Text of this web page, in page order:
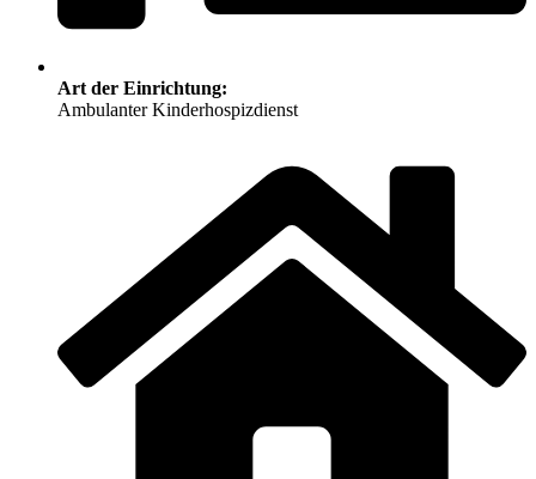
Art der Einrichtung:
Ambulanter Kinderhospizdienst